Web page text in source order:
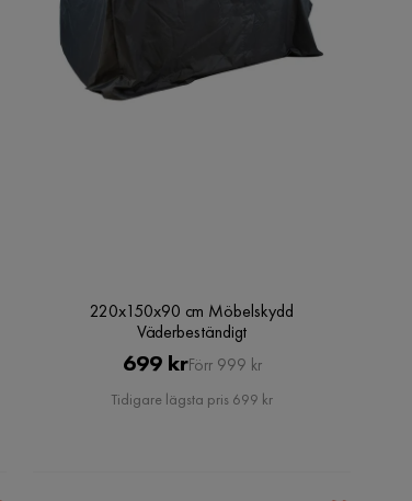
220x150x90 cm Möbelskydd
Väderbeständigt
Pris
699 krOriginal
Pris
Förr 999 kr
Tidigare lägsta pris 699 kr